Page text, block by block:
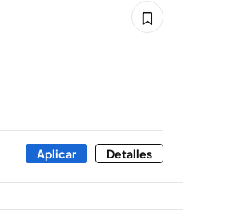
Aplicar Detalles